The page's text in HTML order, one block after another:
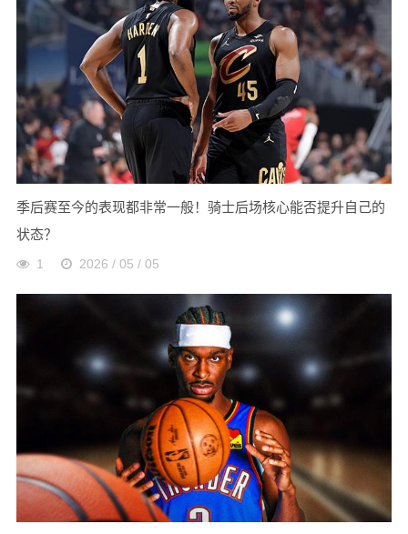
季后赛至今的表现都非常一般！骑士后场核心能否提升自己的
状态？
1 2026 / 05 / 05